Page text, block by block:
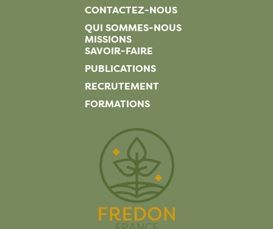
CONTACTEZ-NOUS
QUI SOMMES-NOUS
MISSIONS
SAVOIR-FAIRE
PUBLICATIONS
RECRUTEMENT
FORMATIONS